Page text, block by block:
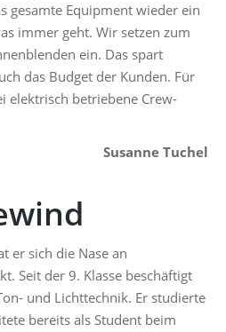
gesamte Equipment wieder ein
immer geht. Wir setzen zum
ein. Das spart
das Budget der Kunden. Für
elektrisch betriebene Crew-
Susanne Tuchel
er sich die Nase an
Seit der 9. Klasse beschäftigt
und Lichttechnik. Er studierte
bereits als Student beim